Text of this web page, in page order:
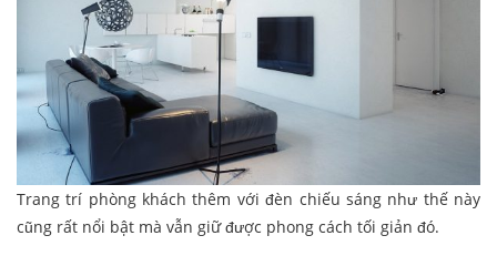
Trang trí phòng khách thêm với đèn chiếu sáng như thế này
cũng rất nổi bật mà vẫn giữ được phong cách tối giản đó.